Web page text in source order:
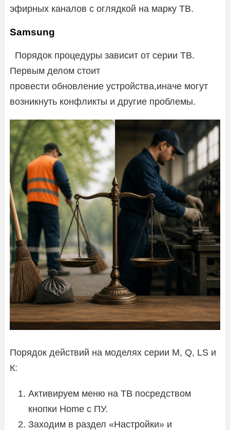
эфирных каналов с оглядкой на марку ТВ.
Samsung
Порядок процедуры зависит от серии ТВ.
Первым делом стоит
провести обновление устройства,иначе могут
возникнуть конфликты и другие проблемы.
Порядок действий на моделях серии М, Q, LS и
К:
Активируем меню на ТВ посредством
кнопки Home с ПУ.
Заходим в раздел «Настройки» и